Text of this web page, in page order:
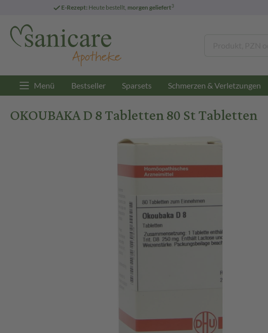
E-Rezept: Heute bestellt, morgen geliefert3
Menü Bestseller Sparsets Schmerzen & Verletzungen
OKOUBAKA D 8 Tabletten 80 St Tabletten